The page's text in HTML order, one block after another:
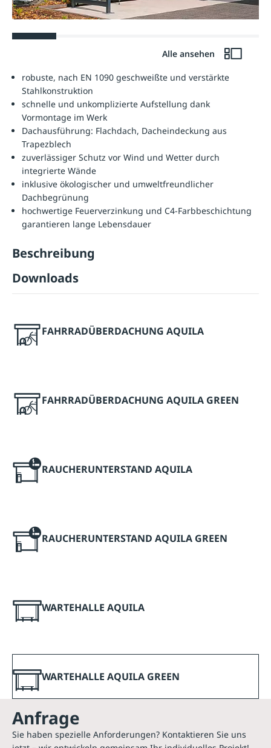
Alle ansehen
robuste, nach EN 1090 geschweißte und verstärkte
Stahlkonstruktion
schnelle und unkomplizierte Aufstellung dank
Vormontage im Werk
Dachausführung: Flachdach, Dacheindeckung aus
Trapezblech
zuverlässiger Schutz vor Wind und Wetter durch
integrierte Wände
inklusive ökologischer und umweltfreundlicher
Dachbegrünung
hochwertige Feuerverzinkung und C4-Farbbeschichtung
garantieren lange Lebensdauer
Beschreibung
Downloads
FAHRRADÜBERDACHUNG AQUILA
FAHRRADÜBERDACHUNG AQUILA GREEN
RAUCHERUNTERSTAND AQUILA
RAUCHERUNTERSTAND AQUILA GREEN
WARTEHALLE AQUILA
WARTEHALLE AQUILA GREEN
Anfrage
Sie haben spezielle Anforderungen? Kontaktieren Sie uns